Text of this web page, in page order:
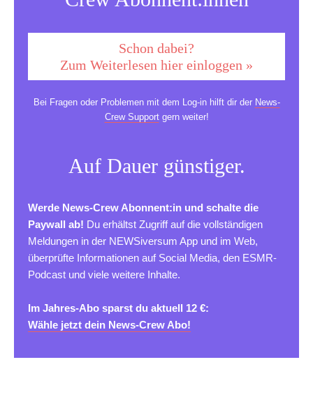
Schon dabei?
Zum Weiterlesen hier einloggen »
Bei Fragen oder Problemen mit dem Log-in hilft dir der News-
Crew Supportgern weiter!
Auf Dauer günstiger.
Werde News-Crew Abonnent:in und schalte die
Paywall ab! Du erhältst Zugriff auf die vollständigen
Meldungen in der NEWSiversum App und im Web,
überprüfte Informationen auf Social Media, den ESMR-
Podcast und viele weitere Inhalte.
Im Jahres-Abo sparst du aktuell 12 €:
Wähle jetzt dein News-Crew Abo!